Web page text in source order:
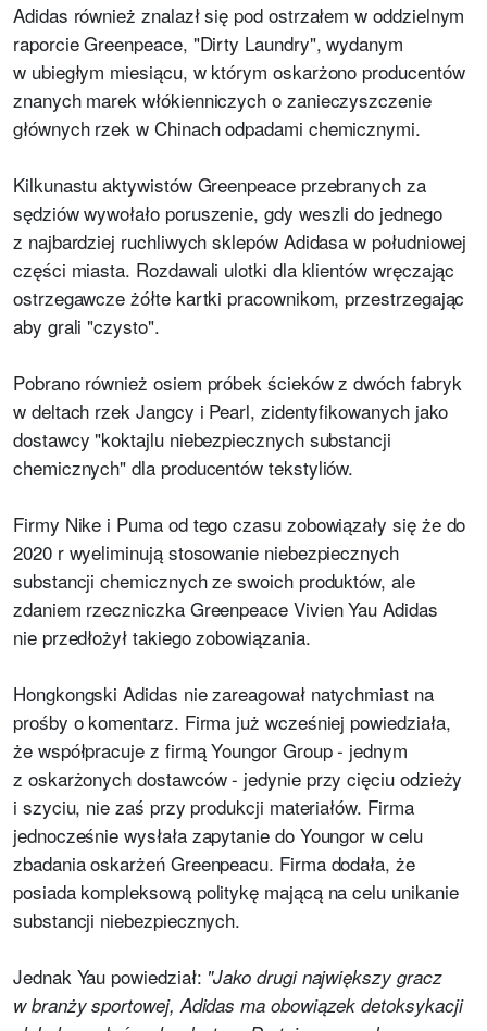
Adidas również znalazł się pod ostrzałem w oddzielnym
raporcie Greenpeace, "Dirty Laundry", wydanym
w ubiegłym miesiącu, w którym oskarżono producentów
znanych marek włókienniczych o zanieczyszczenie
głównych rzek w Chinach odpadami chemicznymi.
Kilkunastu aktywistów Greenpeace przebranych za
sędziów wywołało poruszenie, gdy weszli do jednego
z najbardziej ruchliwych sklepów Adidasa w południowej
części miasta. Rozdawali ulotki dla klientów wręczając
ostrzegawcze żółte kartki pracownikom, przestrzegając
aby grali "czysto".
Pobrano również osiem próbek ścieków z dwóch fabryk
w deltach rzek Jangcy i Pearl, zidentyfikowanych jako
dostawcy "koktajlu niebezpiecznych substancji
chemicznych" dla producentów tekstyliów.
Firmy Nike i Puma od tego czasu zobowiązały się że do
2020 r wyeliminują stosowanie niebezpiecznych
substancji chemicznych ze swoich produktów, ale
zdaniem rzeczniczka Greenpeace Vivien Yau Adidas
nie przedłożył takiego zobowiązania.
Hongkongski Adidas nie zareagował natychmiast na
prośby o komentarz. Firma już wcześniej powiedziała,
że współpracuje z firmą Youngor Group - jednym
z oskarżonych dostawców - jedynie przy cięciu odzieży
i szyciu, nie zaś przy produkcji materiałów. Firma
jednocześnie wysłała zapytanie do Youngor w celu
zbadania oskarżeń Greenpeacu. Firma dodała, że
posiada kompleksową politykę mającą na celu unikanie
substancji niebezpiecznych.
Jednak Yau powiedział: "Jako drugi największy gracz
w branży sportowej, Adidas ma obowiązek detoksykacji